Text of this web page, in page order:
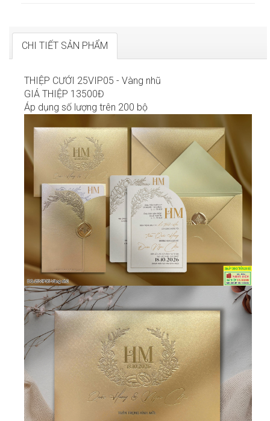
CHI TIẾT SẢN PHẨM
THIỆP CƯỚI 25VIP05 - Vàng nhũ
GIÁ THIỆP 13500Đ
Áp dụng số lượng trên 200 bộ